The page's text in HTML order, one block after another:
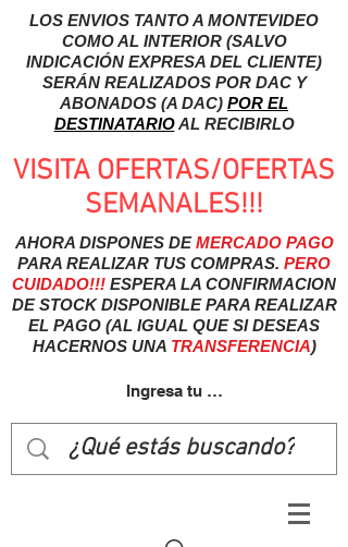
LOS ENVIOS TANTO A MONTEVIDEO
COMO AL INTERIOR (SALVO
INDICACIÓN EXPRESA DEL CLIENTE)
SERÁN REALIZADOS POR DAC Y
ABONADOS (A DAC) POR EL
DESTINATARIOAL RECIBIRLO
VISITA OFERTAS/OFERTAS
SEMANALES!!!
AHORA DISPONES DEMERCADO PAGO
PARA REALIZAR TUS COMPRAS. PERO
CUIDADO!!! ESPERA LA CONFIRMACION
DE STOCK DISPONIBLE PARA REALIZAR
EL PAGO (AL IGUAL QUE SI DESEAS
HACERNOS UNA TRANSFERENCIA)
Ingresa tu usuairo